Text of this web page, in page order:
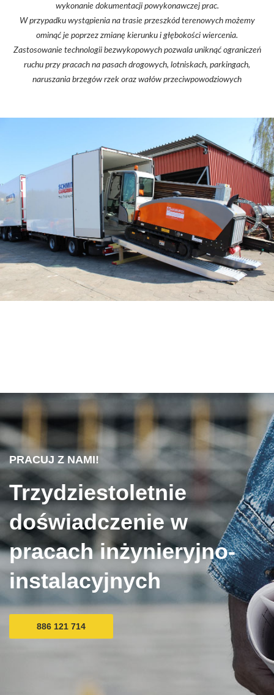
wykonanie dokumentacji powykonawczej prac.
W przypadku wystąpienia na trasie przeszkód terenowych możemy
ominąć je poprzez zmianę kierunku i głębokości wiercenia.
Zastosowanie technologii bezwykopowych pozwala uniknąć ograniczeń
ruchu przy pracach na pasach drogowych, lotniskach, parkingach,
naruszania brzegów rzek oraz wałów przeciwpowodziowych
PRACUJ Z NAMI!
Trzydziestoletnie
doświadczenie w
pracach inżynieryjno-
instalacyjnych
886 121 714